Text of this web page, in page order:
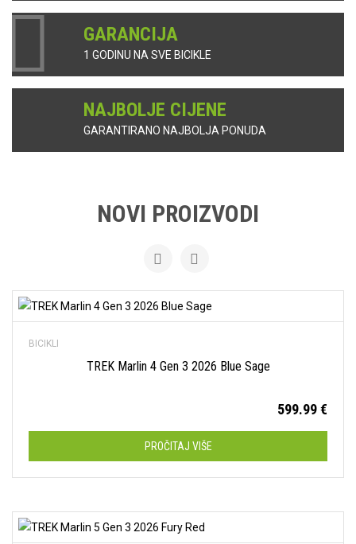
GARANCIJA
1 GODINU NA SVE BICIKLE
NAJBOLJE CIJENE
GARANTIRANO NAJBOLJA PONUDA
NOVI PROIZVODI
BICIKLI
TREK Marlin 4 Gen 3 2026 Blue Sage
599.99€
PROČITAJ VIŠE